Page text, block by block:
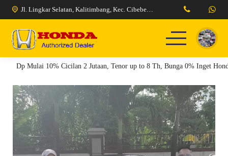
Jl. Lingkar Selatan, Kalitimbang, Kec. Cibeber, Kota Cilegon, Banten 42424
Home
Model Kendaraan
Berita
Pricelist
Dp Mulai 10% Cicilan 2 Jutaan, Tenor up to 8 Th, Bunga 0% Inget